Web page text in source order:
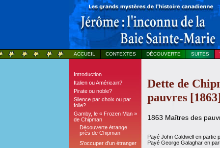
ACCUEIL CONTEXTES DÉCOUVERTE SUITES
Introduction
Italien ou Américain?
Pirate ou noble?
Silence par choix ou par
folie?
Gamby, le « Frozen Man »
de Chipman
Découverte étrange
près de Chipman
S'occuper d'un étranger
Dette de
pauvres
1863 Maîtres des
Payé John Caldwell en partie
Payé George Galaghar en